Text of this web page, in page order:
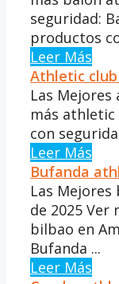
seguridad:
productos
Leer Más
Athletic club
Las Mejores
más athletic
con
Leer Más
Bufanda
Las
de 2025
bilbao en
Bufanda ...
Leer Más